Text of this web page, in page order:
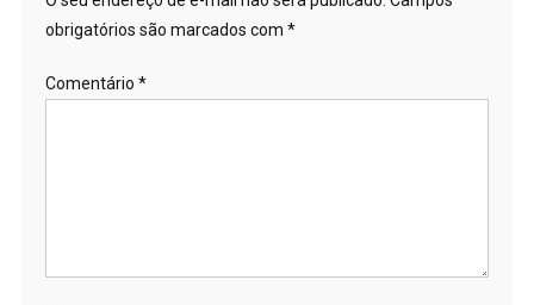
obrigatórios são marcados com *
Comentário *